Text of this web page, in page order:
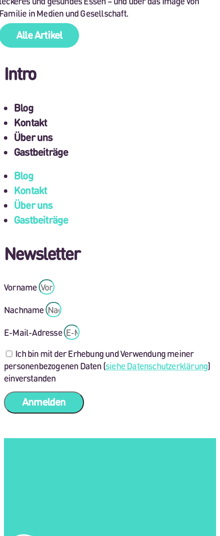
in Medien und Gesellschaft.
Alle Artikel
Intro
Blog
Kontakt
Über uns
Gastbeiträge
Blog
Kontakt
Über uns
Gastbeiträge
Newsletter
Vorname
Nachname
E-Mail-Adresse
Ich bin mit der Erhebung und Verwendung meiner
personenbezogenen Daten (siehe Datenschutzerklärung)
einverstanden
Anmelden